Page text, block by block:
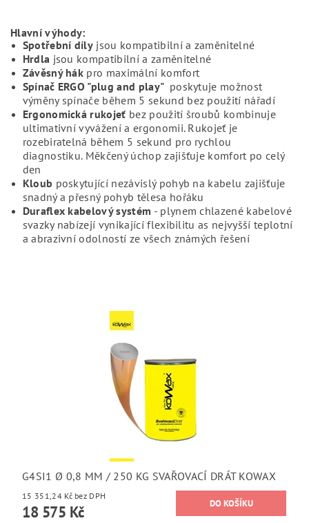
Hlavní výhody:
Spotřební díly jsou kompatibilní a zaměnitelné
Hrdla jsou kompatibilní a zaměnitelné
Závěsný hák pro maximální komfort
Spínač ERGO "plug and play" poskytuje možnost
výměny spínače během 5 sekund bez použití nářadí
Ergonomická rukojeť bez použití šroubů kombinuje
ultimativní vyvážení a ergonomii. Rukojeť je
rozebiratelná během 5 sekund pro rychlou
diagnostiku. Měkčený úchop zajišťuje komfort po celý
den
Kloub poskytující nezávislý pohyb na kabelu zajišťuje
snadný a přesný pohyb tělesa hořáku
Duraflex kabelový systém - plynem chlazené kabelové
svazky nabízejí vynikající flexibilitu as nejvyšší teplotní
a abrazivní odolností ze všech známých řešení
G4SI1 Ø 0,8 MM / 250 KG SVAŘOVACÍ DRÁT KOWAX
15 351,24 Kč bez DPH
18 575 Kč